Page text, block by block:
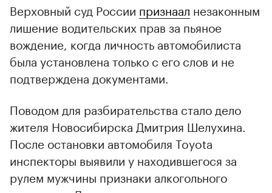
Верховный суд России признаал незаконным
лишение водительских прав за пьяное
вождение, когда личность автомобилиста
была установлена только с его слов и не
подтверждена документами.
Поводом для разбирательства стало дело
жителя Новосибирска Дмитрия Шелухина.
После остановки автомобиля Toyota
инспекторы выявили у находившегося за
рулем мужчины признаки алкогольного